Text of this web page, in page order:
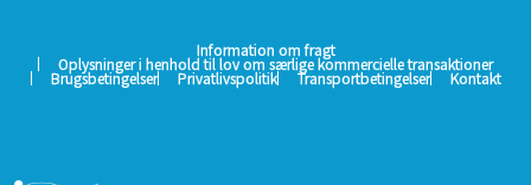
Information om fragt
Oplysninger i henhold til lov om særlige kommercielle transaktioner
Brugsbetingelser Privatlivspolitik Transportbetingelser Kontakt